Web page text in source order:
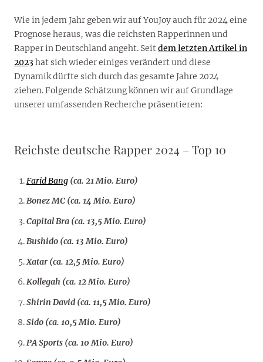
Wie in jedem Jahr geben wir auf YouJoy auch für 2024 eine
Prognose heraus, was die reichsten Rapperinnen und
Rapper in Deutschland angeht. Seitdem letzten Artikel in
2023hat sich wieder einiges verändert und diese
Dynamik dürfte sich durch das gesamte Jahre 2024
ziehen. Folgende Schätzung können wir auf Grundlage
unserer umfassenden Recherche präsentieren:
Reichste deutsche Rapper 2024 – Top 10
Farid Bang (ca. 21 Mio. Euro)
Bonez MC (ca. 14 Mio. Euro)
Capital Bra (ca. 13,5 Mio. Euro)
Bushido (ca. 13 Mio. Euro)
Xatar (ca. 12,5 Mio. Euro)
Kollegah (ca. 12 Mio. Euro)
Shirin David (ca. 11,5 Mio. Euro)
Sido (ca. 10,5 Mio. Euro)
PA Sports (ca. 10 Mio. Euro)